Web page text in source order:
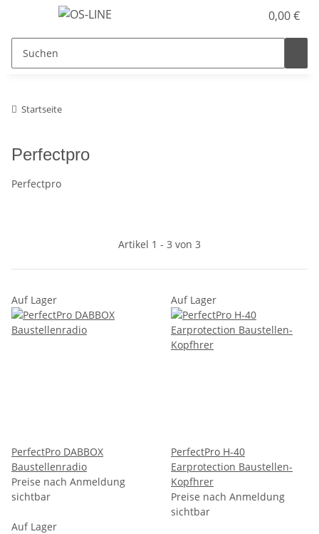
0,00 €
Startseite
Perfectpro
Perfectpro
Artikel 1 - 3 von 3
Auf Lager
PerfectPro DABBOX
Baustellenradio
Preise nach Anmeldung
sichtbar
Auf Lager
PerfectPro H-40
Earprotection Baustellen-
Kopfhrer
Preise nach Anmeldung
sichtbar
Auf Lager